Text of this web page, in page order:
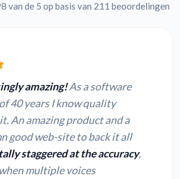
van de 5 op basis van 211 beoordelingen
amazing!As a software
40 years I know quality
An amazing product and a
good web-site to back it all
staggered at the accuracy,
multiple voices